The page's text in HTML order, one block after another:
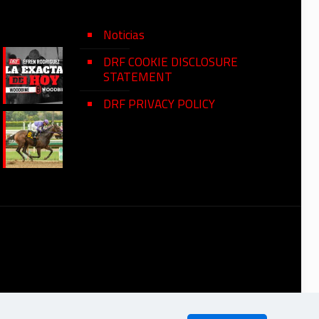
Noticias
DRF COOKIE DISCLOSURE
STATEMENT
DRF PRIVACY POLICY